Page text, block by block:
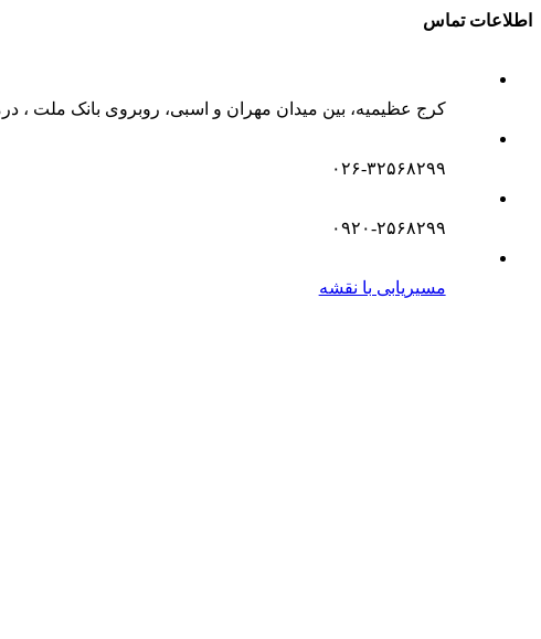
اطلاعات تماس
کرج عظیمیه، بین میدان مهران و اسبی، روبروی بانک ملت ،
۰۲۶-۳۲۵۶۸۲۹۹
۰۹۲۰-۲۵۶۸۲۹۹
مسیریابی با نقشه